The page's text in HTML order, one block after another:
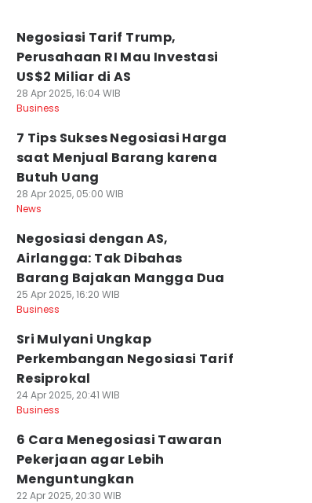
Negosiasi Tarif Trump,
Perusahaan RI Mau Investasi
US$2 Miliar di AS
28 Apr 2025, 16:04 WIB
Business
7 Tips Sukses Negosiasi Harga
saat Menjual Barang karena
Butuh Uang
28 Apr 2025, 05:00 WIB
News
Negosiasi dengan AS,
Airlangga: Tak Dibahas
Barang Bajakan Mangga Dua
25 Apr 2025, 16:20 WIB
Business
Sri Mulyani Ungkap
Perkembangan Negosiasi Tarif
Resiprokal
24 Apr 2025, 20:41 WIB
Business
6 Cara Menegosiasi Tawaran
Pekerjaan agar Lebih
Menguntungkan
22 Apr 2025, 20:30 WIB